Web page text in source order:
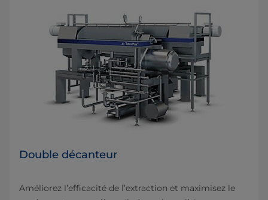
Double décanteur
Améliorez l’efficacité de l’extraction et maximisez le